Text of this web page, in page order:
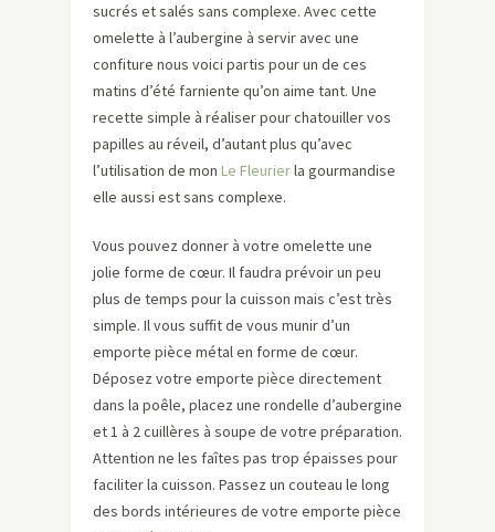
sucrés et salés sans complexe. Avec cette
omelette à l’aubergine à servir avec une
confiture nous voici partis pour un de ces
matins d’été farniente qu’on aime tant. Une
recette simple à réaliser pour chatouiller vos
papilles au réveil, d’autant plus qu’avec
l’utilisation de mon Le Fleurierla gourmandise
elle aussi est sans complexe.
Vous pouvez donner à votre omelette une
jolie forme de cœur. Il faudra prévoir un peu
plus de temps pour la cuisson mais c’est très
simple. Il vous suffit de vous munir d’un
emporte pièce métal en forme de cœur.
Déposez votre emporte pièce directement
dans la poêle, placez une rondelle d’aubergine
et 1 à 2 cuillères à soupe de votre préparation.
Attention ne les faîtes pas trop épaisses pour
faciliter la cuisson. Passez un couteau le long
des bords intérieures de votre emporte pièce